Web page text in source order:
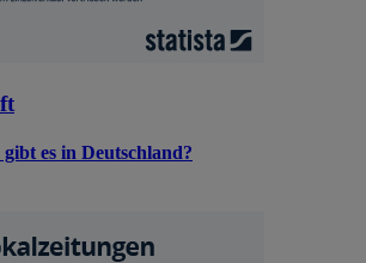
es in Deutschland?